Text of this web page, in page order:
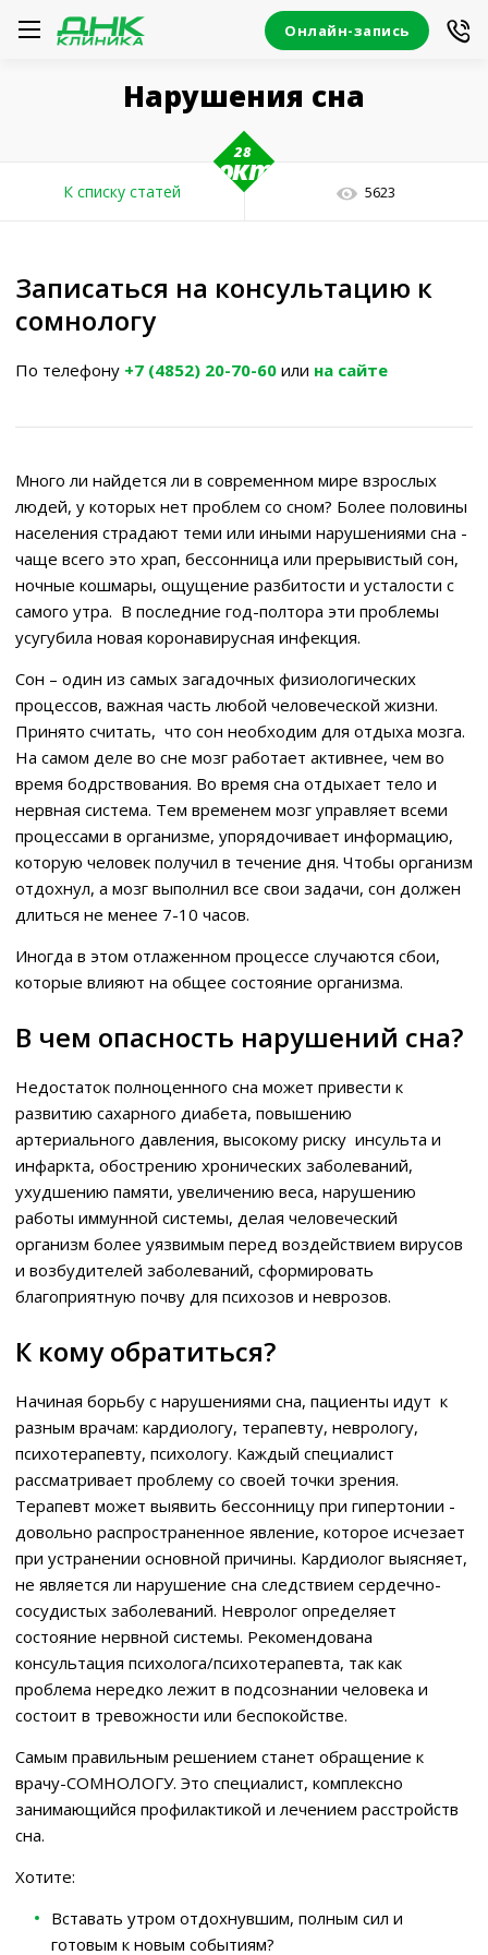
Онлайн-запись
Нарушения сна
28
окт
К списку статей 5623
Записаться на консультацию к
сомнологу
По телефону +7 (4852) 20-70-60 или на сайте
Много ли найдется ли в современном мире взрослых
людей, у которых нет проблем со сном? Более половины
населения страдают теми или иными нарушениями сна -
чаще всего это храп, бессонница или прерывистый сон,
ночные кошмары, ощущение разбитости и усталости с
самого утра. В последние год-полтора эти проблемы
усугубила новая коронавирусная инфекция.
Сон – один из самых загадочных физиологических
процессов, важная часть любой человеческой жизни.
Принято считать, что сон необходим для отдыха мозга.
На самом деле во сне мозг работает активнее, чем во
время бодрствования. Во время сна отдыхает тело и
нервная система. Тем временем мозг управляет всеми
процессами в организме, упорядочивает информацию,
которую человек получил в течение дня. Чтобы организм
отдохнул, а мозг выполнил все свои задачи, сон должен
длиться не менее 7-10 часов.
Иногда в этом отлаженном процессе случаются сбои,
которые влияют на общее состояние организма.
В чем опасность нарушений сна?
Недостаток полноценного сна может привести к
развитию сахарного диабета, повышению
артериального давления, высокому риску инсульта и
инфаркта, обострению хронических заболеваний,
ухудшению памяти, увеличению веса, нарушению
работы иммунной системы, делая человеческий
организм более уязвимым перед воздействием вирусов
и возбудителей заболеваний, сформировать
благоприятную почву для психозов и неврозов.
К кому обратиться?
Начиная борьбу с нарушениями сна, пациенты идут к
разным врачам: кардиологу, терапевту, неврологу,
психотерапевту, психологу. Каждый специалист
рассматривает проблему со своей точки зрения.
Терапевт может выявить бессонницу при гипертонии -
довольно распространенное явление, которое исчезает
при устранении основной причины. Кардиолог выясняет,
не является ли нарушение сна следствием сердечно-
сосудистых заболеваний. Невролог определяет
состояние нервной системы. Рекомендована
консультация психолога/психотерапевта, так как
проблема нередко лежит в подсознании человека и
состоит в тревожности или беспокойстве.
Самым правильным решением станет обращение к
врачу-СОМНОЛОГУ. Это специалист, комплексно
занимающийся профилактикой и лечением расстройств
сна.
Хотите:
Вставать утром отдохнувшим, полным сил и
готовым к новым событиям?